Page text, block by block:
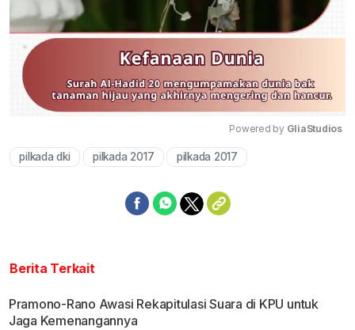
Powered by GliaStudios
pilkada dki pilkada 2017 pilkada 2017
Berita Terkait
Pramono-Rano Awasi Rekapitulasi Suara di KPU untuk
Jaga Kemenangannya